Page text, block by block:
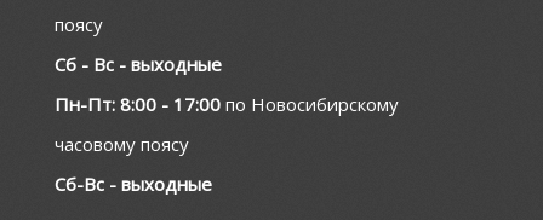
поясу
Сб - Вс - выходные
Пн-Пт: 8:00 - 17:00 по Новосибирскому
часовому поясу
Сб-Вс - выходные